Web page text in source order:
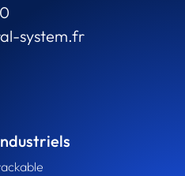
system.fr